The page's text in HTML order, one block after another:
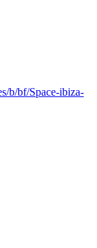
b/bf/Space-ibiza-